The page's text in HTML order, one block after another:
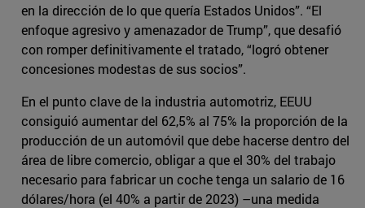
en la dirección de lo que quería Estados Unidos”. “El
enfoque agresivo y amenazador de Trump”, que desafió
con romper definitivamente el tratado, “logró obtener
concesiones modestas de sus socios”.
En el punto clave de la industria automotriz, EEUU
consiguió aumentar del 62,5% al 75% la proporción de la
producción de un automóvil que debe hacerse dentro del
área de libre comercio, obligar a que el 30% del trabajo
necesario para fabricar un coche tenga un salario de 16
dólares/hora (el 40% a partir de 2023) –una medida